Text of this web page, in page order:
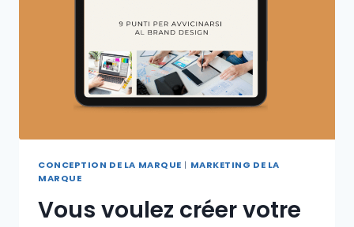
CONCEPTION DE LA MARQUE | MARKETING DE LA
MARQUE
Vous voulez créer votre